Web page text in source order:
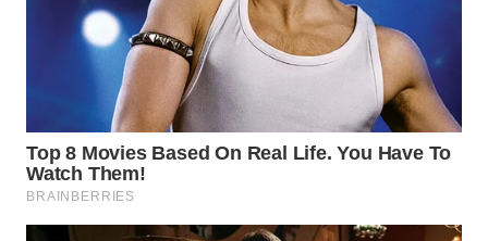
CIREBON
WN
INDRAMAYU
WN
KUNINGAN
WN